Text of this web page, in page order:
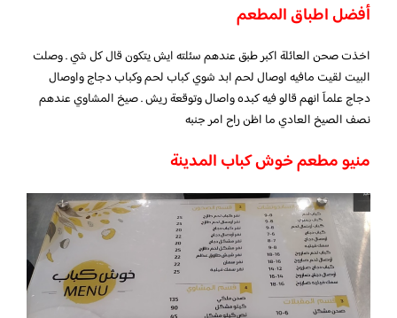
أفضل اطباق المطعم
اخذت صحن العائلة اكبر طبق عندهم سئلته ايش يتكون قال كل شي . وصلت
البيت لقيت مافيه اوصال لحم ابد شوي كباب لحم وكباب دجاج واوصال
دجاج علمآ انهم قالو فيه كبده واصال وتوقعة ريش . صيخ المشاوي عندهم
نصف الصيخ العادي ما اظن راح امر جنبه
منيو مطعم خوش كباب المدينة